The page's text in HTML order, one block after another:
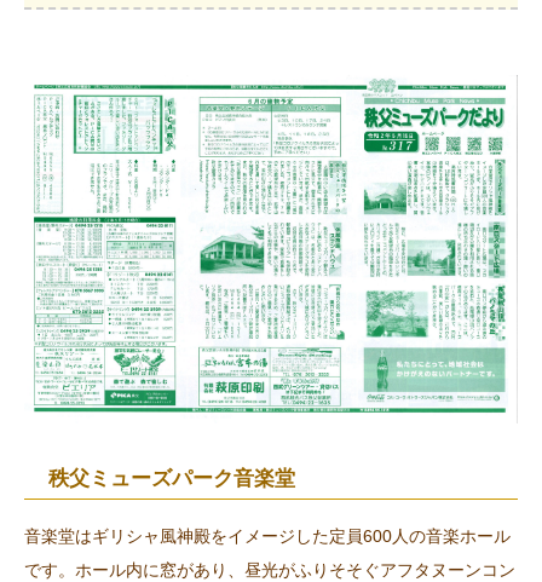
秩父ミューズパーク音楽堂
音楽堂はギリシャ風神殿をイメージした定員600人の音楽ホール
です。ホール内に窓があり、昼光がふりそそぐアフタヌーンコン